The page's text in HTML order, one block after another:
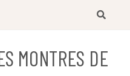
MONTRES DE